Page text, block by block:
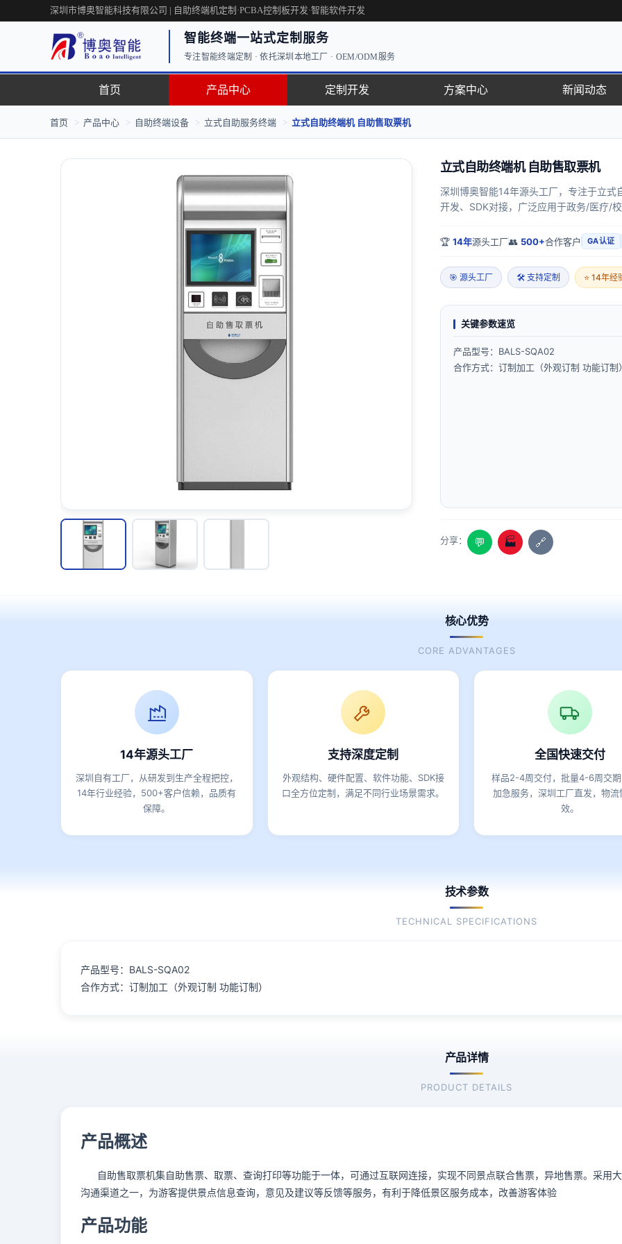
深圳市博奥智能科技有限公司 | 自助终端机定制·PCBA控制板开发·智能软件开发
智能终端一站式定制服务
专注智能终端定制 · 依托深圳本地工厂 · OEM/ODM服务
首页 产品中心 定制开发 方案中心 新闻动态
首页 > 产品中心 > 自助终端设备 > 立式自助服务终端 > 立式自助终端机 自助售取票机
立式自助终端机 自助售取票机
深圳博奥智能14年源头工厂，专注于立
开发、SDK对接，广泛应用于政务/医疗/
🏆 14年源头工厂👥 500+合作客户 GA认证
🎯 源头工厂 🛠 支持定制 ⭐ 14年经
关键参数速览
产品型号：BALS-SQA02
合作方式：订制加工（外观订制 功能订制
分享： 💬 🏭 🔗
核心优势
CORE ADVANTAGES
14年源头工厂
深圳自有工厂，从研发到生产全程把控，
14年行业经验，500+客户信赖，品质有
保障。
支持深度定制
外观结构、硬件配置、软件功能、SDK接
口全方位定制，满足不同行业场景需求。
全国快速交付
样品2-4周交付，批量4-6周交
加急服务，深圳工厂直发，物流
效。
技术参数
TECHNICAL SPECIFICATIONS
产品型号：BALS-SQA02
合作方式：订制加工（外观订制 功能订制）
产品详情
PRODUCT DETAILS
产品概述
自助售取票机集自助售票、取票、查询打印等功能于一体，可通过互联网连接，实现不同景点联合售票，异地售票。采用
沟通渠道之一，为游客提供景点信息查询，意见及建议等反馈等服务，有利于降低景区服务成本，改善游客体验
产品功能